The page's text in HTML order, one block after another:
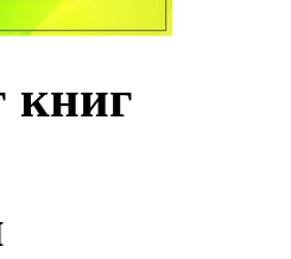
книг